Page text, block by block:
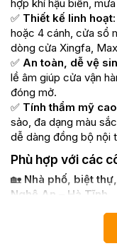
hợp khí hậu biển,
✅ Thiết kế linh hoạt
hoặc 4 cánh, cửa sổ
dòng cửa Xingfa,
✅ An toàn, dễ vệ
lề âm giúp cửa vận
đóng mở.
✅ Tính thẩm mỹ cao
sảo, đa dạng màu
dễ dàng đồng bộ nội
Phù hợp với các
🏡 Nhà phố, biệt
Nghệ An – Hà Tĩnh.
🔧 Công trình cải